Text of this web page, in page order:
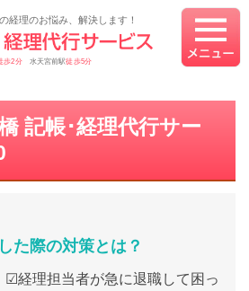
経理のお悩み、解決します！
歩2分 水天宮前駅徒歩5分
記帳･経理代行サー
た際の対策とは？
☑経理担当者が急に退職して困っ